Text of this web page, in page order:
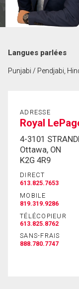
(Optionnel)
Message
Langues parlées
Punjabi / Pendjabi,
ADRESSE
Royal
4-3101
Ottawa, ON
K2G 4R9
DIRECT
613.825.7653
MOBILE
819.319.9286
TÉLÉCOPIEUR
613.825.8762
SANS-FRAIS
888.780.7747